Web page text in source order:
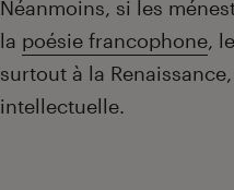
Néanmoins, si les
la poésie francophone,
surtout à la
intellectuelle.